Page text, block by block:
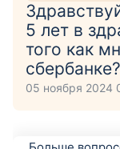
5 лет в
того как
сбербанке?
05 ноября 2024